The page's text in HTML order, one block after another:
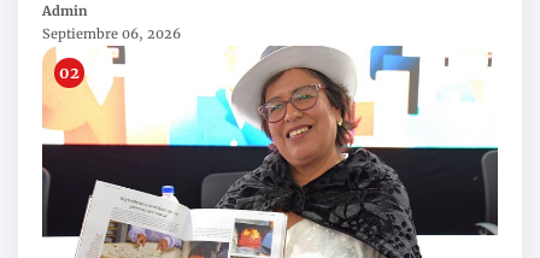
Admin
Septiembre 06, 2026